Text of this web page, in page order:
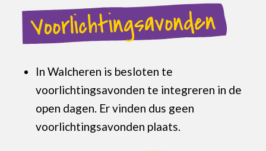
In Walcheren is besloten te
voorlichtingsavonden te integreren in de
open dagen. Er vinden dus geen
voorlichtingsavonden plaats.